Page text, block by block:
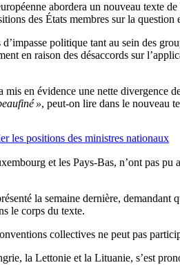
abordera un nouveau
des États membres sur la
politique tant au sein des
en raison des désaccords sur
en évidence une nette divergence
», peut-on lire dans le nouveau
les positions des ministres nationaux
et les Pays-Bas, n’ont pas
la semaine dernière, demandant
le corps du texte.
collectives ne peut pas
la Lettonie et la Lituanie, s’est